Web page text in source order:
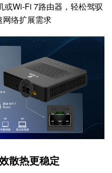
Wi-Fi 7路由器，轻松驾驭
网络扩展需求
散热更稳定